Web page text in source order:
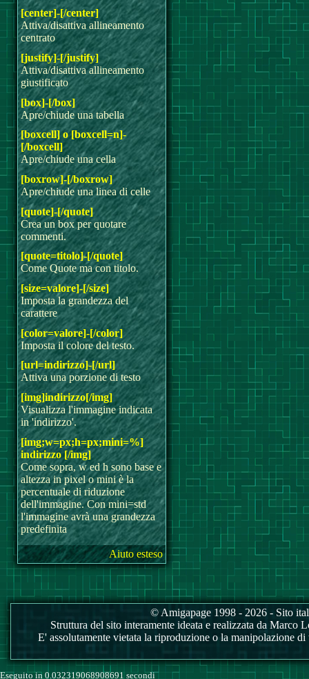
[center]-[/center]
Attiva/disattiva allineamento
centrato
[justify]-[/justify]
Attiva/disattiva allineamento
giustificato
[box]-[/box]
Apre/chiude una tabella
[boxcell] o [boxcell=n]-
[/boxcell]
Apre/chiude una cella
[boxrow]-[/boxrow]
Apre/chiude una linea di celle
[quote]-[/quote]
Crea un box per quotare
commenti.
[quote=titolo]-[/quote]
Come Quote ma con titolo.
[size=valore]-[/size]
Imposta la grandezza del
carattere
[color=valore]-[/color]
Imposta il colore del testo.
[url=indirizzo]-[/url]
Attiva una porzione di testo
[img]indirizzo[/img]
Visualizza l'immagine indicata
in 'indirizzo'.
[img;w=px;h=px;mini=%]
indirizzo [/img]
Come sopra, w ed h sono base e
altezza in pixel o mini è la
percentuale di riduzione
dell'immagine. Con mini=std
l'immagine avrà una grandezza
predefinita
Aiuto esteso
© Amigapage 1998 - 2026 - Sito
Struttura del sito interamente ideata e realizzata da
E' assolutamente vietata la riproduzione o la manipolazione
Eseguito in 0.032319068908691 secondi